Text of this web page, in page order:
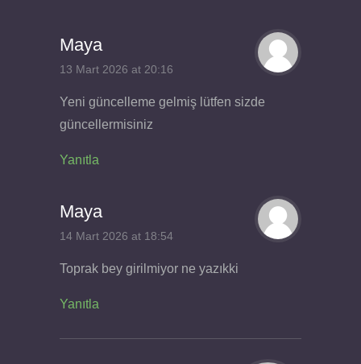
Maya
13 Mart 2026 at 20:16
Yeni güncelleme gelmiş lütfen sizde
güncellermisiniz
Yanıtla
Maya
14 Mart 2026 at 18:54
Toprak bey girilmiyor ne yazıkki
Yanıtla